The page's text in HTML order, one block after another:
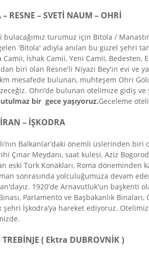
RESNE – SVETİ NAUM – OHRİ
bulacağımız turumuz için Bitola /
'Bitola' adıyla anılan bu güzel şehri
İshak Camii, Yeni Camii, Bedesten,
biri olan Resne'li Niyazi Bey'in evi ve
mesafede bulunan, muhteşem Ohri
Ohri’de bulunan otelimize gidiş
bir gece yaşıyoruz.Geceleme
– İŞKODRA
Balkanlar’daki önemli üslerinden
Çınar Meydanı, saat kulesi, Aziz
eski Türk Konakları, Roma döneminden
sonrasında yolculuğumuza devam
1920'de Arnavutluk'un başkenti
Parlamento ve Başbakanlık Binaları,
İşkodra’ya hareket ediyoruz.
( Ektra DUBROVNİK )